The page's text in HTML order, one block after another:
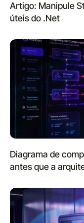
Artigo: Manipule
úteis do .Net
Diagrama de
antes que a